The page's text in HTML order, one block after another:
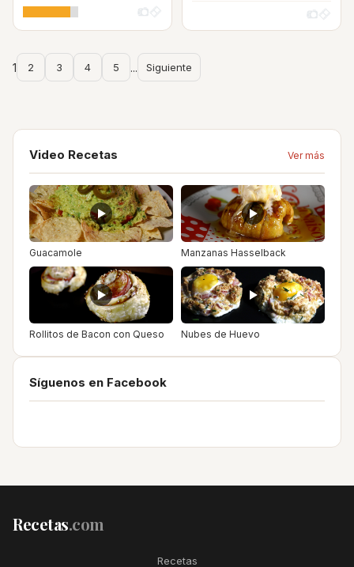
1 2 3 4 5 ... Siguiente
Video Recetas Ver más
Guacamole Manzanas Hasselback
Rollitos de Bacon con Queso Nubes de Huevo
Síguenos en Facebook
Recetas.com
Recetas